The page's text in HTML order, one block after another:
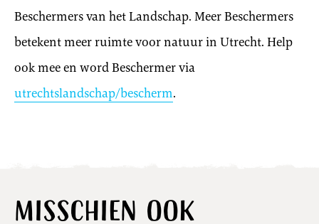
Beschermers van het Landschap. Meer Beschermers
betekent meer ruimte voor natuur in Utrecht. Help
ook mee en word Beschermer via
utrechtslandschap/bescherm.
Misschien ook